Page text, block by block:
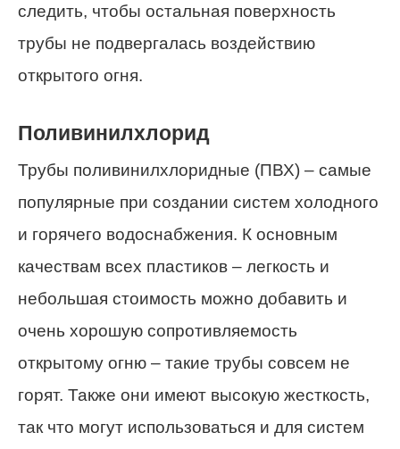
следить, чтобы остальная поверхность
трубы не подвергалась воздействию
открытого огня.
Поливинилхлорид
Трубы поливинилхлоридные (ПВХ) – самые
популярные при создании систем холодного
и горячего водоснабжения. К основным
качествам всех пластиков – легкость и
небольшая стоимость можно добавить и
очень хорошую сопротивляемость
открытому огню – такие трубы совсем не
горят. Также они имеют высокую жесткость,
так что могут использоваться и для систем